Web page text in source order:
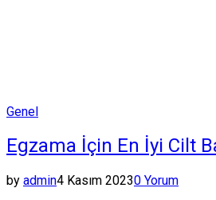
Posted
Genel
Egzama İçin En İyi Cilt
by admin4 Kasım 20230 Yorum